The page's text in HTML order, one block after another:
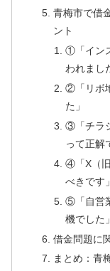
青梅市で借
ント
①「イン
われまし
②「リボ
た」
③「チラ
って正解
④「X（
べきです」
⑤「自営
機でした」
借金問題に
まとめ：青